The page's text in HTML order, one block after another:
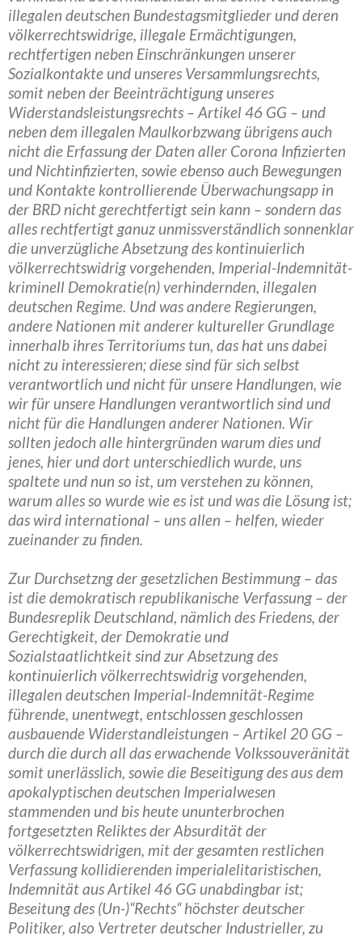
illegalen deutschen Bundestagsmitglieder und deren
völkerrechtswidrige, illegale Ermächtigungen,
rechtfertigen neben Einschränkungen unserer
Sozialkontakte und unseres Versammlungsrechts,
somit neben der Beeinträchtigung unseres
Widerstandsleistungsrechts – Artikel 46 GG – und
neben dem illegalen Maulkorbzwang übrigens auch
nicht die Erfassung der Daten aller Corona Infizierten
und Nichtinfizierten, sowie ebenso auch Bewegungen
und Kontakte kontrollierende Überwachungsapp in
der BRD nicht gerechtfertigt sein kann – sondern das
alles rechtfertigt ganuz unmissverständlich sonnenklar
die unverzügliche Absetzung des kontinuierlich
völkerrechtswidrig vorgehenden, Imperial-Indemnität-
kriminell Demokratie(n) verhindernden, illegalen
deutschen Regime. Und was andere Regierungen,
andere Nationen mit anderer kultureller Grundlage
innerhalb ihres Territoriums tun, das hat uns dabei
nicht zu interessieren; diese sind für sich selbst
verantwortlich und nicht für unsere Handlungen, wie
wir für unsere Handlungen verantwortlich sind und
nicht für die Handlungen anderer Nationen. Wir
sollten jedoch alle hintergründen warum dies und
jenes, hier und dort unterschiedlich wurde, uns
spaltete und nun so ist, um verstehen zu können,
warum alles so wurde wie es ist und was die Lösung ist;
das wird international – uns allen – helfen, wieder
zueinander zu finden.
Zur Durchsetzng der gesetzlichen Bestimmung – das
ist die demokratisch republikanische Verfassung – der
Bundesreplik Deutschland, nämlich des Friedens, der
Gerechtigkeit, der Demokratie und
Sozialstaatlichtkeit sind zur Absetzung des
kontinuierlich völkerrechtswidrig vorgehenden,
illegalen deutschen Imperial-Indemnität-Regime
führende, unentwegt, entschlossen geschlossen
ausbauende Widerstandleistungen – Artikel 20 GG –
durch die durch all das erwachende Volkssouveränität
somit unerlässlich, sowie die Beseitigung des aus dem
apokalyptischen deutschen Imperialwesen
stammenden und bis heute ununterbrochen
fortgesetzten Reliktes der Absurdität der
völkerrechtswidrigen, mit der gesamten restlichen
Verfassung kollidierenden imperialelitaristischen,
Indemnität aus Artikel 46 GG unabdingbar ist;
Beseitung des (Un-)“Rechts“ höchster deutscher
Politiker, also Vertreter deutscher Industrieller, zu